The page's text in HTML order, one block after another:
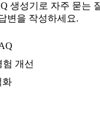
생성기로 자주 묻는
변을 작성하세요.
개선
화